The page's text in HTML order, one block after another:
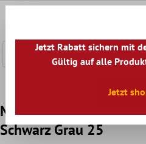
Mosaikfliesen Marmor
Schwarz Grau 25
Jetzt Rabatt sichern mit
Gültig auf alle
Jetzt